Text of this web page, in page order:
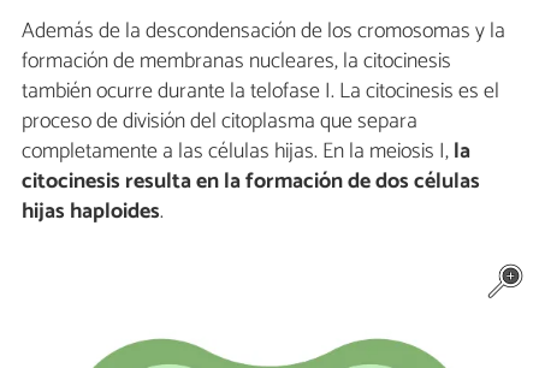
Además de la descondensación de los cromosomas y la
formación de membranas nucleares, la citocinesis
también ocurre durante la telofase I. La citocinesis es el
proceso de división del citoplasma que separa
completamente a las células hijas. En la meiosis I,la
citocinesis resulta en la formación de dos células
hijas haploides.